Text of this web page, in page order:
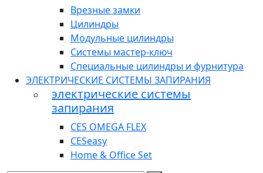
Врезные замки
Цилиндры
Модульные цилиндры
Системы мастер-ключ
Специальные цилиндры и фурнитура
ЭЛЕКТРИЧЕСКИЕ СИСТЕМЫ ЗАПИРАНИЯ
электрические системы
запирания
CES OMEGA FLEX
CESeasy
Home & Office Set